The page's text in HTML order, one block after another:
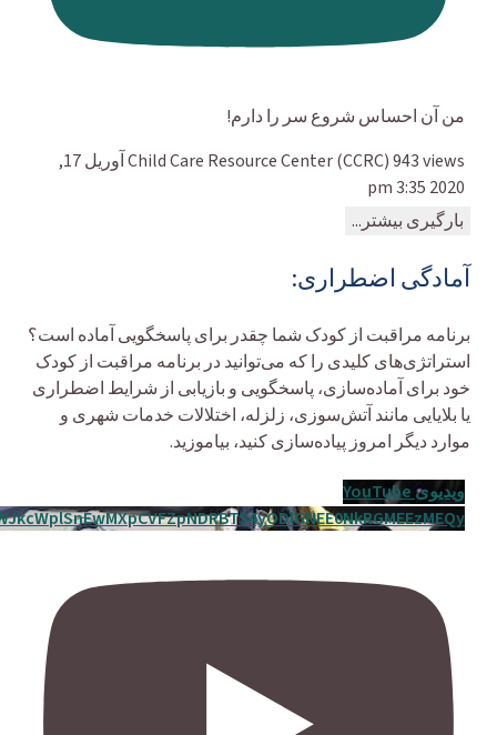
من آن احساس شروع سر را دارم!
Child Care Resource Center (CCRC)943 views
آوریل 17,
2020 3:35 pm
بارگیری بیشتر...
آمادگی اضطراری:
برنامه مراقبت از کودک شما چقدر برای پاسخگویی آماده است؟
استراتژی‌های کلیدی را که می‌توانید در برنامه مراقبت از کودک
خود برای آماده‌سازی، پاسخگویی و بازیابی از شرایط اضطراری
یا بلایایی مانند آتش‌سوزی، زلزله، اختلالات خدمات شهری و
موارد دیگر امروز پیاده‌سازی کنید، بیاموزید.
ویدیوی YouTube